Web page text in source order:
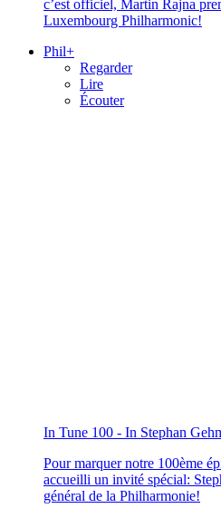
c’est officiel, Martin Rajna
Luxembourg Philharmonic!
Phil+
Regarder
Lire
Écouter
In Tune 100 - In Stephan
Pour marquer notre 100ème
accueilli un invité spécial:
général de la Philharmonie!